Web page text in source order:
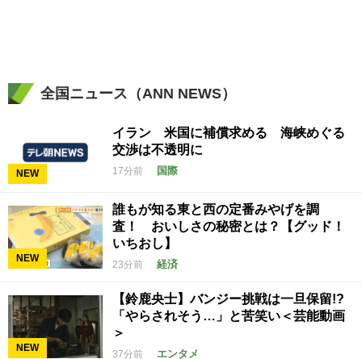
全国ニュース（ANN NEWS）
NEW
イラン 米国に補償求める 海峡めぐる
交渉は不透明に
17分前 国際
NEW
誰もが知る東と西の定番みやげを調
査！ おいしさの秘密とは？【グッド！
いちおし】
23分前 経済
NEW
【鈴鹿央士】バンジー挑戦は一旦保留!?
「やらされそう…」と苦笑い＜芸能動画
＞
37分前 エンタメ